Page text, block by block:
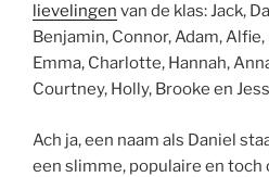
lievelingen van de klas: Jack,
Benjamin, Connor, Adam,
Emma, Charlotte, Hannah,
Courtney, Holly, Brooke en
Ach ja, een naam als Daniel
een slimme, populaire en toch